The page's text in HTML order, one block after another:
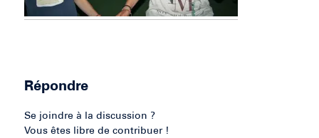
Répondre
Se joindre à la discussion ?
Vous êtes libre de contribuer !